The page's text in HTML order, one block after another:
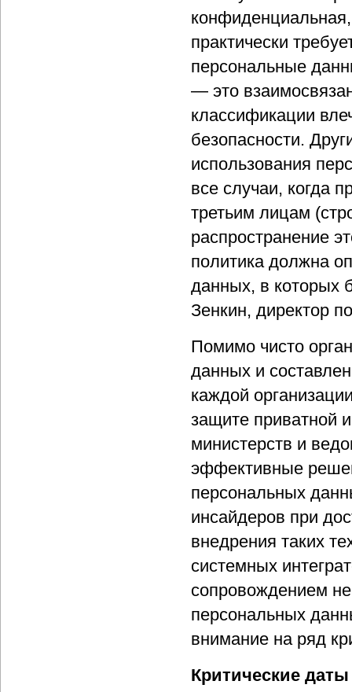
практически
персональные
— это
классификации
безопасности.
использования
все случаи, когда
третьим лицам
распространение
политика должна
данных, в которых
Зенкин, директор
Помимо чисто
данных и
каждой
защите приватной
министерств и
эффективные
персональных
инсайдеров при
внедрения таких
системных
сопровождением
персональных
внимание на ряд
Критические